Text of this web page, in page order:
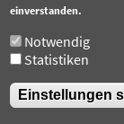
All rights
einverstanden.
Notwendig
Statistiken
Einstellungen